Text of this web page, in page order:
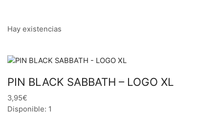
Hay existencias
PIN BLACK SABBATH – LOGO XL
3,95€
Disponible: 1